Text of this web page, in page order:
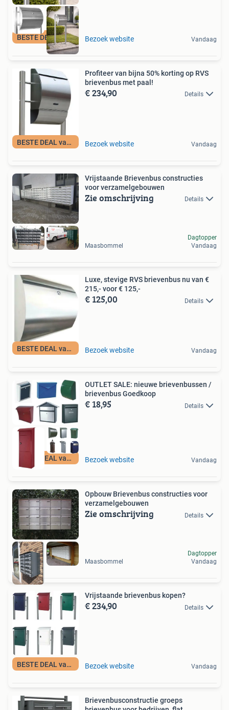
BESTE DEAL vandaag Bezoek website Vandaag
BESTE DEAL vandaag
Profiteer van bijna 50% korting op RVS
brievenbus met paal!
€ 234,90 Details
Bezoek website Vandaag
Vrijstaande Brievenbus constructies
voor verzamelgebouwen
Zie omschrijving Details
Maasbommel
Dagtopper
Vandaag
BESTE DEAL vandaag
Luxe, stevige RVS brievenbus nu van €
215,- voor € 125,-
€ 125,00 Details
Bezoek website Vandaag
BESTE DEAL vandaag
OUTLET SALE: nieuwe brievenbussen /
brievenbus Goedkoop
€ 18,95 Details
Bezoek website Vandaag
Opbouw Brievenbus constructies voor
verzamelgebouwen
Zie omschrijving Details
Maasbommel
Dagtopper
Vandaag
BESTE DEAL vandaag
Vrijstaande brievenbus kopen?
€ 234,90 Details
Bezoek website Vandaag
Brievenbusconstructie groeps